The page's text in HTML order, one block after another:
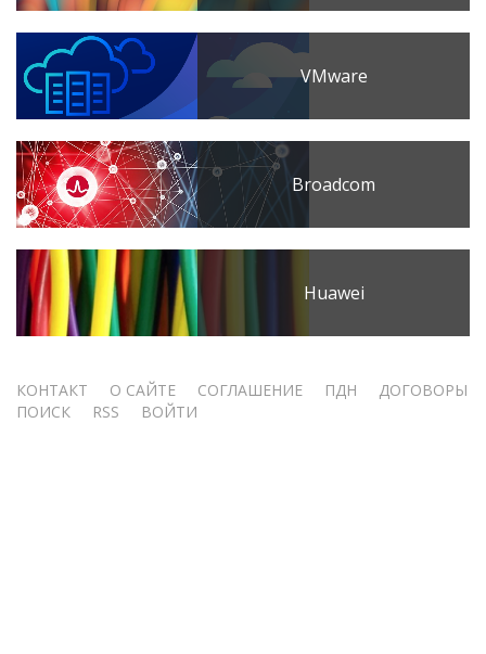
VMware
Broadcom
Huawei
Меню
КОНТАКТ О САЙТЕ СОГЛАШЕНИЕ ПДН
ДОГОВОРЫ
ПОИСК
RSS ВОЙТИ